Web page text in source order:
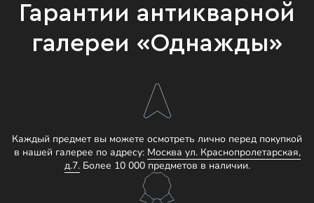
Гарантии антикварной
галереи «Однажды»
Каждый предмет вы можете осмотреть лично перед покупкой
в нашей галерее по адресу: Москва ул. Краснопролетарская,
д.7.Более 10 000 предметов в наличии.